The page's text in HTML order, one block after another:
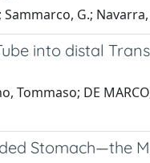
G.;
into distal
DE
Stomach—the